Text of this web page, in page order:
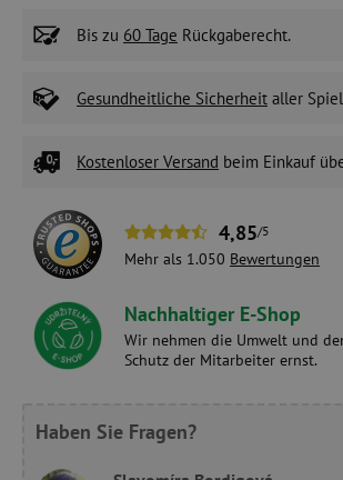
Bis zu 60 Tage Rückgaberecht.
Gesundheitliche Sicherheit aller
Kostenloser Versand beim Einkauf
4,85/5
Mehr als 1.050 Bewertungen
Nachhaltiger E-Shop
Wir nehmen die Umwelt und
Schutz der Mitarbeiter ernst.
Haben Sie Fragen?